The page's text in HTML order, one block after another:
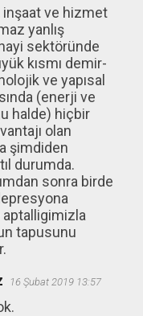
ve hizmet
yanlış
sektöründe
kısmı demir-
ve yapısal
(enerji ve
halde) hiçbir
olan
şimdiden
durumda.
sonra birde
tapusunu
16 Şubat 2019 13:57